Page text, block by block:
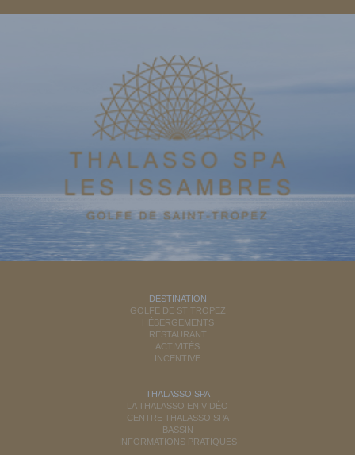
DESTINATION
GOLFE DE ST TROPEZ
HÉBERGEMENTS
RESTAURANT
ACTIVITÉS
INCENTIVE
THALASSO SPA
LA THALASSO EN VIDÉO
CENTRE THALASSO SPA
BASSIN
INFORMATIONS PRATIQUES